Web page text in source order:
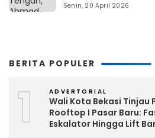
Senin, 20 April 2026
BERITA POPULER
1 ADVERTORIAL
Wali Kota Bekasi Tinjau
Rooftop I Pasar Baru:
Eskalator Hingga Lift